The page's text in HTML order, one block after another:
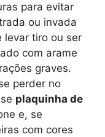
para evitar
ou invada
levar tiro ou ser
com arame
graves.
perder no
plaquinha de
e, se
com cores